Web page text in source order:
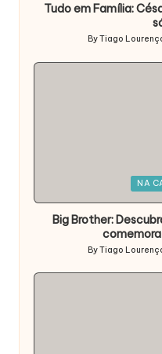
Tudo em Família:
Posted
ByTiago
NA
Big Brother:
Posted
ByTiago